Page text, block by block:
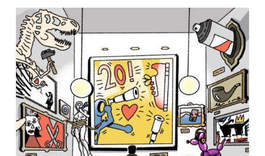
Dossier
Il Numero
Interviste
Comunicati stampa
Video
Podcast
Eventi e formazione
Tutti gli appuntamenti
X
Linkedin
Copia Link